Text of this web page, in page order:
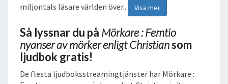
I
N
L
J
D
miljontals läsare världen över..
Visa mer
Så lyssnar du på Mörkare : Femtio
nyanser av mörker enligt Christiansom
ljudbok gratis!
De flesta ljudboksstreamingtjänster har Mörkare :